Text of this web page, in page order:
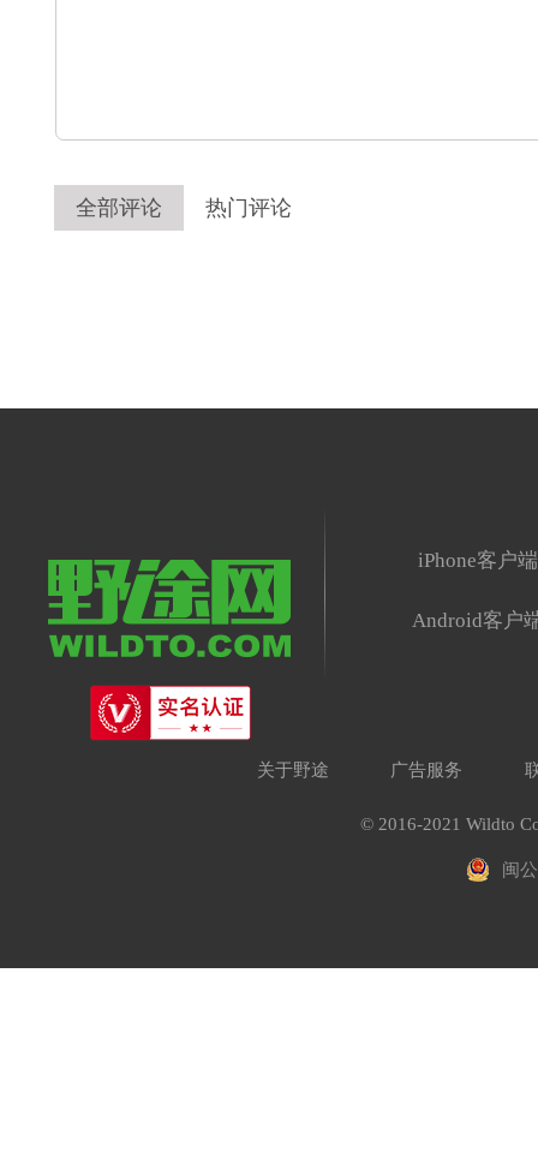
全部评论 热门评论
iPhone客户端
Android客户
关于野途 广告服务
© 2016-2021 Wildto
闽